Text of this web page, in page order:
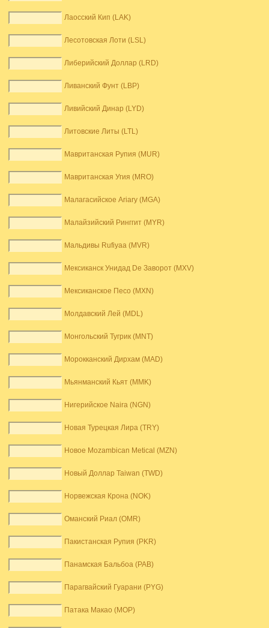
Лаосский Кип (LAK)
Лесотовская Лоти (LSL)
Либерийский Доллар (LRD)
Ливанский Фунт (LBP)
Ливийский Динар (LYD)
Литовские Литы (LTL)
Мавританская Рупия (MUR)
Мавританская Угия (MRO)
Малагасийское Ariary (MGA)
Малайзийский Ринггит (MYR)
Мальдивы Rufiyaa (MVR)
Мексиканск Унидад De Заворот (MXV)
Мексиканское Песо (MXN)
Молдавский Лей (MDL)
Монгольский Тугрик (MNT)
Морокканский Дирхам (MAD)
Мьянманский Кьят (MMK)
Нигерийское Naira (NGN)
Новая Турецкая Лира (TRY)
Новое Mozambican Metical (MZN)
Новый Доллар Taiwan (TWD)
Норвежская Крона (NOK)
Оманский Риал (OMR)
Пакистанская Рупия (PKR)
Панамская Бальбоа (PAB)
Парагвайский Гуарани (PYG)
Патака Макао (MOP)